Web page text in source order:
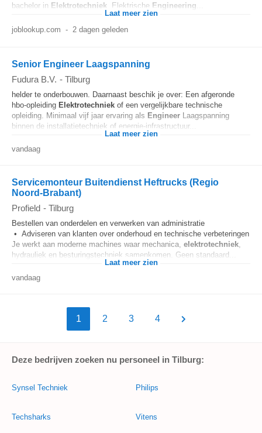
bachelor in Elektrotechniek , Elektrische Engineering
Laat meer zien
joblookup.com - 2 dagen geleden
Senior Engineer Laagspanning
Fudura B.V. - Tilburg
helder te onderbouwen. Daarnaast beschik je over: Een afgeronde
hbo-opleiding Elektrotechniek of een vergelijkbare technische
opleiding. Minimaal vijf jaar ervaring als Engineer Laagspanning
binnen de installatietechniek of energie-infrastructuur...
Laat meer zien
vandaag
Servicemonteur Buitendienst Heftrucks (Regio
Noord-Brabant)
Profield - Tilburg
Bestellen van onderdelen en verwerken van administratie
• Adviseren van klanten over onderhoud en technische verbeteringen
Je werkt aan moderne machines waar mechanica, elektrotechniek,
hydrauliek en besturingstechniek samenkomen. Geen standaard...
Laat meer zien
vandaag
1 2 3 4
Deze bedrijven zoeken nu personeel in Tilburg:
Synsel Techniek
Techsharks
Philips
Vitens